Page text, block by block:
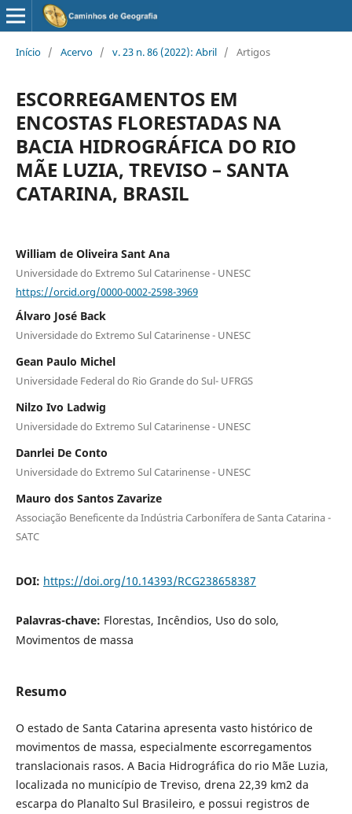
Início / Acervo / v. 23 n. 86 (2022): Abril / Artigos
ESCORREGAMENTOS EM
ENCOSTAS FLORESTADAS NA
BACIA HIDROGRÁFICA DO RIO
MÃE LUZIA, TREVISO – SANTA
CATARINA, BRASIL
William de Oliveira Sant Ana
Universidade do Extremo Sul Catarinense - UNESC
https://orcid.org/0000-0002-2598-3969
Álvaro José Back
Universidade do Extremo Sul Catarinense - UNESC
Gean Paulo Michel
Universidade Federal do Rio Grande do Sul- UFRGS
Nilzo Ivo Ladwig
Universidade do Extremo Sul Catarinense - UNESC
Danrlei De Conto
Universidade do Extremo Sul Catarinense - UNESC
Mauro dos Santos Zavarize
Associação Beneficente da Indústria Carbonífera de Santa Catarina -
SATC
DOI: https://doi.org/10.14393/RCG238658387
Palavras-chave: Florestas, Incêndios, Uso do solo,
Movimentos de massa
Resumo
O estado de Santa Catarina apresenta vasto histórico de
movimentos de massa, especialmente escorregamentos
translacionais rasos. A Bacia Hidrográfica do rio Mãe Luzia,
localizada no município de Treviso, drena 22,39 km2 da
escarpa do Planalto Sul Brasileiro, e possui registros de